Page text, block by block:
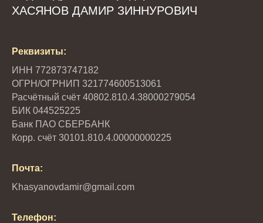
ХАСЯНОВ ДАМИР ЗИННУРОВИЧ
Реквизиты:
ИНН 772873747182
ОГРН/ОГРНИП 321774600513061
Расчётный счёт 40802.810.4.38000279054
БИК 044525225
Банк ПАО СБЕРБАНК
Корр. счёт 30101.810.4.00000000225
Почта:
Khasyanovdamir@gmail.com
Телефон: